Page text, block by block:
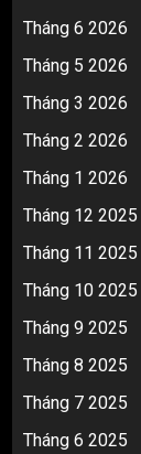
Tháng 6 2026
Tháng 5 2026
Tháng 3 2026
Tháng 2 2026
Tháng 1 2026
Tháng 12 2025
Tháng 11 2025
Tháng 10 2025
Tháng 9 2025
Tháng 8 2025
Tháng 7 2025
Tháng 6 2025